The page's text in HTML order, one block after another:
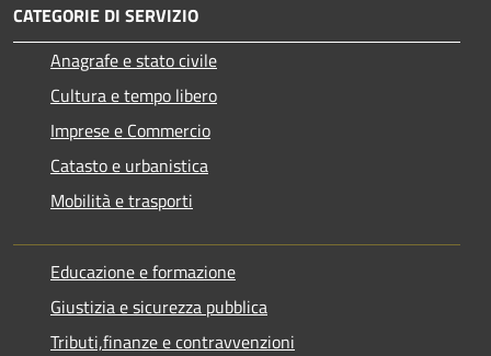
CATEGORIE DI SERVIZIO
Anagrafe e stato civile
Cultura e tempo libero
Imprese e Commercio
Catasto e urbanistica
Mobilità e trasporti
Educazione e formazione
Giustizia e sicurezza pubblica
Tributi,finanze e contravvenzioni